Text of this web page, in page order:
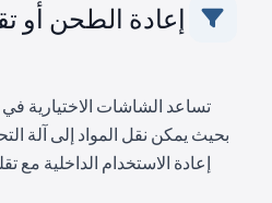
إعادة الطحن أو
تساعد الشاشات الاختيارية في
بحيث يمكن نقل المواد إلى آلة
إعادة الاستخدام الداخلية مع